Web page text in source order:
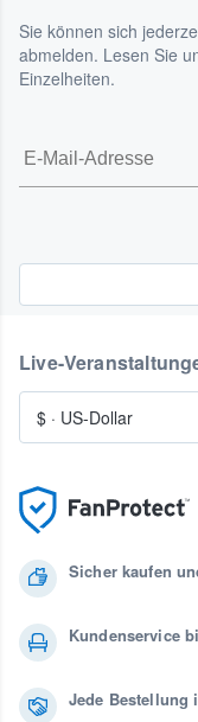
Sie können sich
abmelden. Lesen Sie
Einzelheiten.
Sicher kaufen
Kundenservice
Jede Bestellung
Live-
$ · US-Dollar